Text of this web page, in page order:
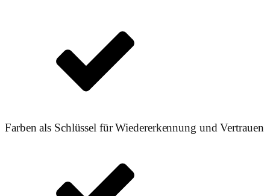
Farben als Schlüssel für Wiedererkennung und Vertrauen